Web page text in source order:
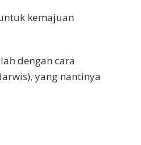
kemajuan
dengan cara
yang nantinya